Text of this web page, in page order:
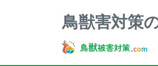
鳥獣害対策